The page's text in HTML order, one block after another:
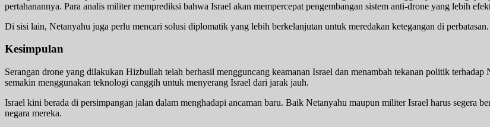
pertahanannya. Para analis militer memprediksi bahwa Israel akan mempercepat pengembangan sistem anti-drone yang lebih
Di sisi lain, Netanyahu juga perlu mencari solusi diplomatik yang lebih berkelanjutan untuk meredakan ketegangan di perbatasan.
Kesimpulan
Serangan drone yang dilakukan Hizbullah telah berhasil mengguncang keamanan Israel dan menambah tekanan politik
semakin menggunakan teknologi canggih untuk menyerang Israel dari jarak jauh.
Israel kini berada di persimpangan jalan dalam menghadapi ancaman baru. Baik Netanyahu maupun militer Israel harus segera
negara mereka.